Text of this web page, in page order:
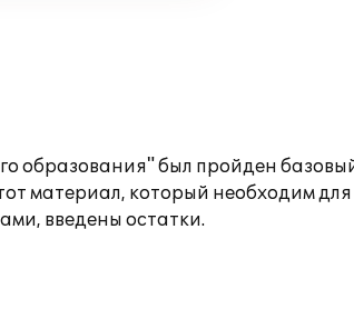
был пройден базовый
материал, который необходим
введены остатки.